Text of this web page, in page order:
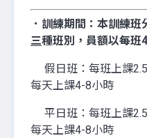
．訓練期間： 本訓練班
三種班別，員額以每班
假日班：每班上課2.5
每天上課4-8小時
平日班：每班上課2.5
每天上課4-8小時